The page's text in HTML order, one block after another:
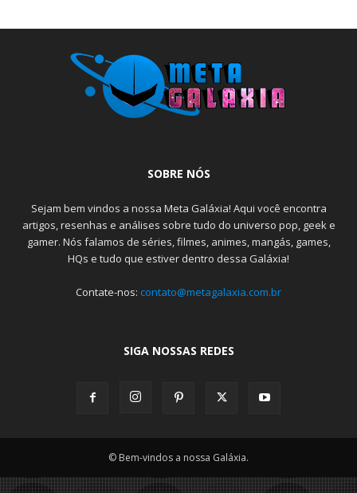
SOBRE NÓS
Sejam bem vindos a nossa Meta Galáxia! Aqui você encontra
artigos, resenhas e análises sobre tudo do universo pop, geek e
gamer. Nós falamos de séries, filmes, animes, mangás, games,
HQs e tudo que estiver dentro dessa Galáxia!
Contate-nos: contato@metagalaxia.com.br
SIGA NOSSAS REDES
© Bem-vindos a nossa Galáxia.